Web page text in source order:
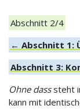
Abschnitt 2/4
← Abschnitt 1:
Abschnitt 3:
Ohne dasssteht
kann mit